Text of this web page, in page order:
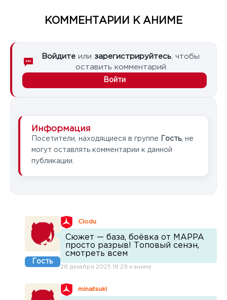
КОММЕНТАРИИ К АНИМЕ
Войдите или зарегистрируйтесь , чтобы
оставить комментарий
Войти
Информация
Посетители, находящиеся в группе Гость, не
могут оставлять комментарии к данной
публикации.
Гость
Clodu
Сюжет — база, боёвка от MAPPA
просто разрыв! Топовый сенэн,
смотреть всем
28 декабря 2025 18:29 к аниме
minatsuki